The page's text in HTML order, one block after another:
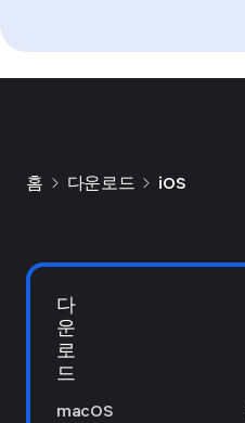
홈 다운로드 iOS
다
운
로
드
macOS